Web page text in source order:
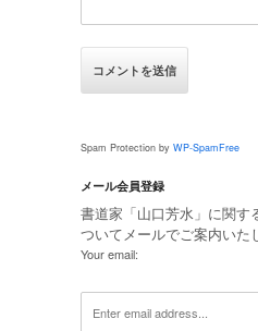
Spam Protection by WP-SpamFree
メール会員登録
書道家「山口芳水」に関す
ついてメールでご案内いた
Your email: